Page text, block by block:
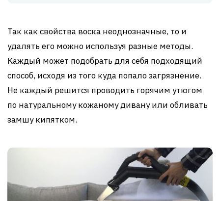
Так как свойства воска неоднозначные, то и
удалять его можно используя разные методы.
Каждый может подобрать для себя подходящий
способ, исходя из того куда попало загрязнение.
Не каждый решится проводить горячим утюгом
по натуральному кожаному дивану или обливать
замшу кипятком.